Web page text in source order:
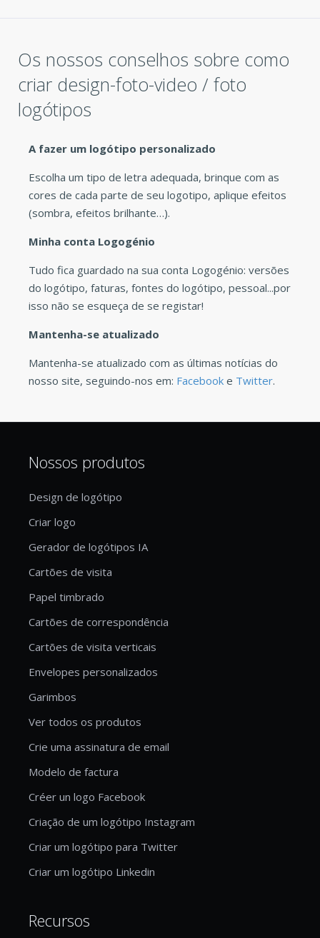
Os nossos conselhos sobre como
criar design-foto-video / foto
logótipos
A fazer um logótipo personalizado
Escolha um tipo de letra adequada, brinque com as
cores de cada parte de seu logotipo, aplique efeitos
(sombra, efeitos brilhante…).
Minha conta Logogénio
Tudo fica guardado na sua conta Logogénio: versões
do logótipo, faturas, fontes do logótipo, pessoal...por
isso não se esqueça de se registar!
Mantenha-se atualizado
Mantenha-se atualizado com as últimas notícias do
nosso site, seguindo-nos em: Facebook e Twitter.
Nossos produtos
Design de logótipo
Criar logo
Gerador de logótipos IA
Cartões de visita
Papel timbrado
Cartões de correspondência
Cartões de visita verticais
Envelopes personalizados
Garimbos
Ver todos os produtos
Crie uma assinatura de email
Modelo de factura
Créer un logo Facebook
Criação de um logótipo Instagram
Criar um logótipo para Twitter
Criar um logótipo Linkedin
Recursos